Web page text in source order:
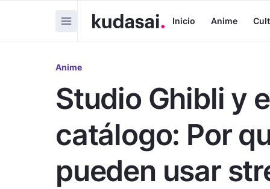
Inicio Anime
Anime
Studio Ghibli y
catálogo: Por
pueden usar